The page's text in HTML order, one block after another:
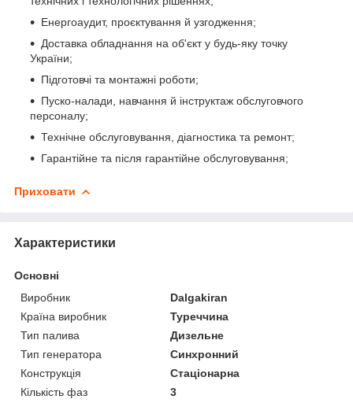
Енергоаудит, проєктування й узгодження;
Доставка обладнання на об'єкт у будь-яку точку
України;
Підготовчі та монтажні роботи;
Пуско-налади, навчання й інструктаж обслуговчого
персоналу;
Технічне обслуговування, діагностика та ремонт;
Гарантійне та після гарантійне обслуговування;
Приховати
Характеристики
Основні
Виробник
Dalgakiran
Країна виробник
Туреччина
Тип палива
Дизельне
Тип генератора
Синхронний
Конструкція
Стаціонарна
Кількість фаз
3